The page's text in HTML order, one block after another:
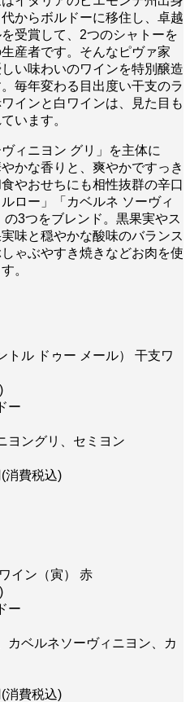
からボルドーに移住し、卓越
受賞して、2つのシャトーを
産者です。そんなピヴァ家
い味わいのワインを特別醸造
毎年変わる目出度い干支のラ
インと白ワインは、見た目も
います。
ィニヨン グリ」を主体に
かな香りと、爽やかですっき
やおせちにも相性抜群の辛口
ロー」「カベルネ ソーヴィ
3つをブレンド。黒果実やス
味と穏やかな酸味のバランス
ゃぶやすき焼きなどお肉を使
。
トル ドゥー メール） 干支ワ
ー
ヨングリ、セミヨン
消費税込)
イン（寅） 赤
ー
カベルネソーヴィニヨン、カ
消費税込)